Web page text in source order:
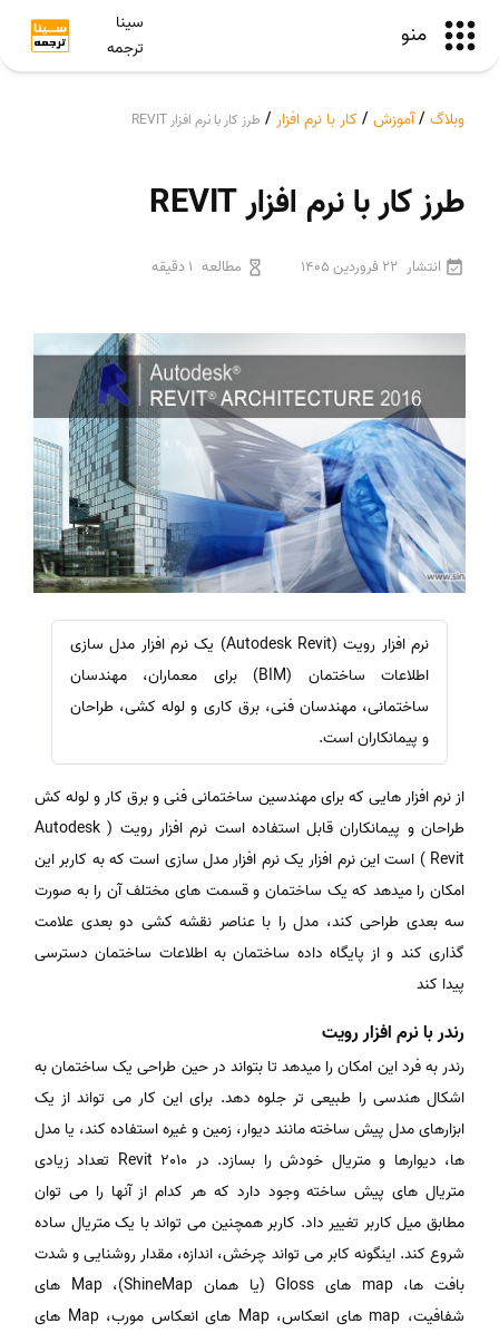
منو
سینا
ترجمه
وبلاگ /آموزش / کار با نرم افزار / طرز کار با نرم افزار REVIT
طرز کار با نرم افزار REVIT
انتشار 22 فروردین 1405 مطالعه 1 دقیقه
نرم افزار رویت (Autodesk Revit) یک نرم افزار مدل سازی
اطلاعات ساختمان (BIM) برای معماران، مهندسان
ساختمانی، مهندسان فنی، برق کاری و لوله کشی، طراحان
و پیمانکاران است.
از نرم افزار هایی که برای مهندسین ساختمانی فنی و برق کار و لوله کش
طراحان و پیمانکاران قابل استفاده است نرم افزار رویت ( Autodesk
Revit ) است این نرم افزار یک نرم افزار مدل سازی است که به کاربر این
امکان را میدهد که یک ساختمان و قسمت های مختلف آن را به صورت
سه بعدی طراحی کند، مدل را با عناصر نقشه کشی دو بعدی علامت
گذاری کند و از پایگاه داده ساختمان به اطلاعات ساختمان دسترسی
پیدا کند
رندر با نرم افزار رویت
رندر به فرد این امکان را میدهد تا بتواند در حین طراحی یک ساختمان به
اشکال هندسی را طبیعی تر جلوه دهد. برای این کار می تواند از یک
ابزارهای مدل پیش ساخته مانند دیوار، زمین و غیره استفاده کند، یا مدل
ها، دیوارها و متریال خودش را بسازد. در Revit 2010 تعداد زیادی
متریال های پیش ساخته وجود دارد که هر کدام از آنها را می توان
مطابق میل کاربر تغییر داد. کاربر همچنین می تواند با یک متریال ساده
شروع کند. اینگونه کابر می تواند چرخش، اندازه، مقدار روشنایی و شدت
بافت ها، map های Gloss (یا همان ShineMap)، Map های
شفافیت، map های انعکاس، Map های انعکاس مورب، Map های